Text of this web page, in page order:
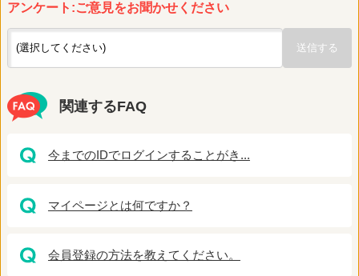
アンケート:ご意見をお聞かせください
関連するFAQ
今までのIDでログインすることがき...
マイページとは何ですか？
会員登録の方法を教えてください。